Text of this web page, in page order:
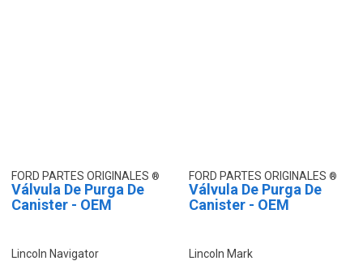
FORD PARTES ORIGINALES
Válvula De Purga De
Canister - OEM
Lincoln Navigator
FORD PARTES ORIGINALES
Válvula De Purga De
Canister - OEM
Lincoln Mark